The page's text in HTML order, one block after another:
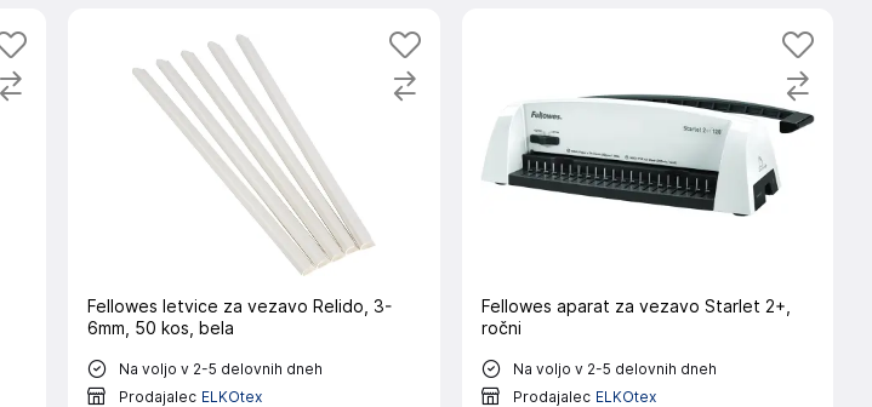
Fellowes letvice za vezavo Relido, 3-
6mm, 50 kos, bela
Na voljo v 2-5 delovnih dneh
Prodajalec ELKOtex
Fellowes aparat za vezavo Starlet 2+,
ročni
Na voljo v 2-5 delovnih dneh
Prodajalec ELKOtex